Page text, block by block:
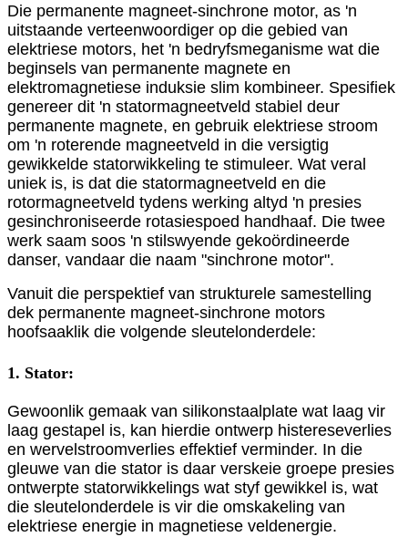
Die permanente magneet-sinchrone motor, as 'n
uitstaande verteenwoordiger op die gebied van
elektriese motors, het 'n bedryfsmeganisme wat die
beginsels van permanente magnete en
elektromagnetiese induksie slim kombineer. Spesifiek
genereer dit 'n statormagneetveld stabiel deur
permanente magnete, en gebruik elektriese stroom
om 'n roterende magneetveld in die versigtig
gewikkelde statorwikkeling te stimuleer. Wat veral
uniek is, is dat die statormagneetveld en die
rotormagneetveld tydens werking altyd 'n presies
gesinchroniseerde rotasiespoed handhaaf. Die twee
werk saam soos 'n stilswyende gekoördineerde
danser, vandaar die naam "sinchrone motor".
Vanuit die perspektief van strukturele samestelling
dek permanente magneet-sinchrone motors
hoofsaaklik die volgende sleutelonderdele:
1. Stator:
Gewoonlik gemaak van silikonstaalplate wat laag vir
laag gestapel is, kan hierdie ontwerp histereseverlies
en wervelstroomverlies effektief verminder. In die
gleuwe van die stator is daar verskeie groepe presies
ontwerpte statorwikkelings wat styf gewikkel is, wat
die sleutelonderdele is vir die omskakeling van
elektriese energie in magnetiese veldenergie.